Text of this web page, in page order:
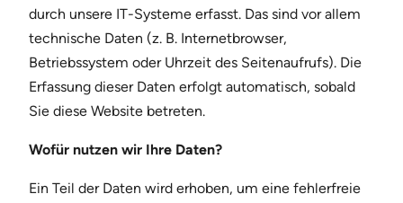
durch unsere IT-Systeme erfasst. Das sind vor allem
technische Daten (z. B. Internetbrowser,
Betriebssystem oder Uhrzeit des Seitenaufrufs). Die
Erfassung dieser Daten erfolgt automatisch, sobald
Sie diese Website betreten.
Wofür nutzen wir Ihre Daten?
Ein Teil der Daten wird erhoben, um eine fehlerfreie